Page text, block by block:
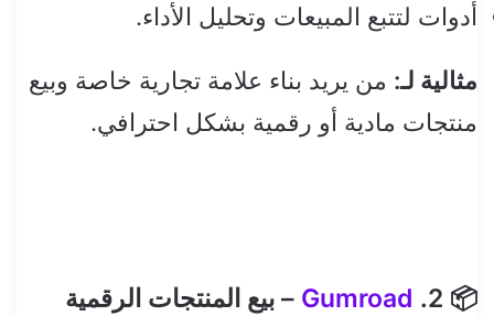
أدوات لتتبع المبيعات وتحليل الأداء.
مثالية لـ: من يريد بناء علامة تجارية خاصة وبيع
منتجات مادية أو رقمية بشكل احترافي.
📦 2.
Gumroad – بيع المنتجات الرقمية